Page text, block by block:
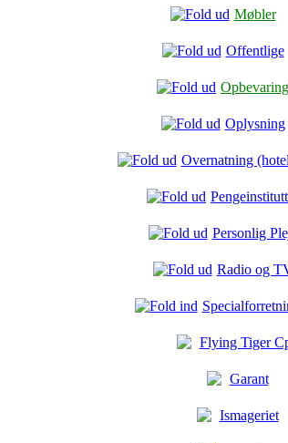
Møbler
Offentlige
Opbevaring
Oplysning
Overnatning
Personlig
Radio og
Flying Tiger
Garant
Ismageriet